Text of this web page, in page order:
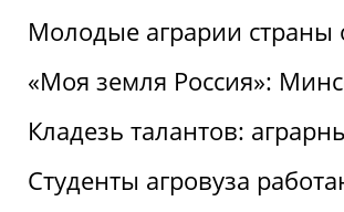
Молодые аграрии страны
«Моя земля Россия»:
Кладезь талантов:
Студенты агровуза